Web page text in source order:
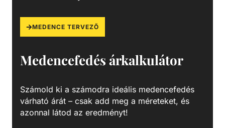
MEDENCE TERVEZŐ
Medencefedés árkalkulátor
Számold ki a számodra ideális medencefedés
várható árát – csak add meg a méreteket, és
azonnal látod az eredményt!